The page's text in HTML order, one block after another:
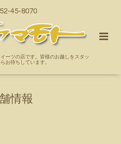
45-8070
ーツの店です。皆様のお越しをスタッ
お待ちしています。
情報